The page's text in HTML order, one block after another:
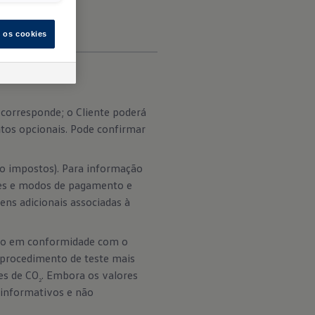
o Cliente poderá
opcionais. Pode confirmar
impostos). Para informação
e modos de pagamento e
adicionais associadas à
em conformidade com o
de teste mais
de CO 2. Embora os valores
e não
os cookies